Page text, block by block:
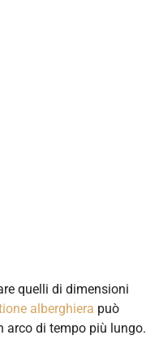
quelli di dimensioni
alberghiera può
arco di tempo più lungo.